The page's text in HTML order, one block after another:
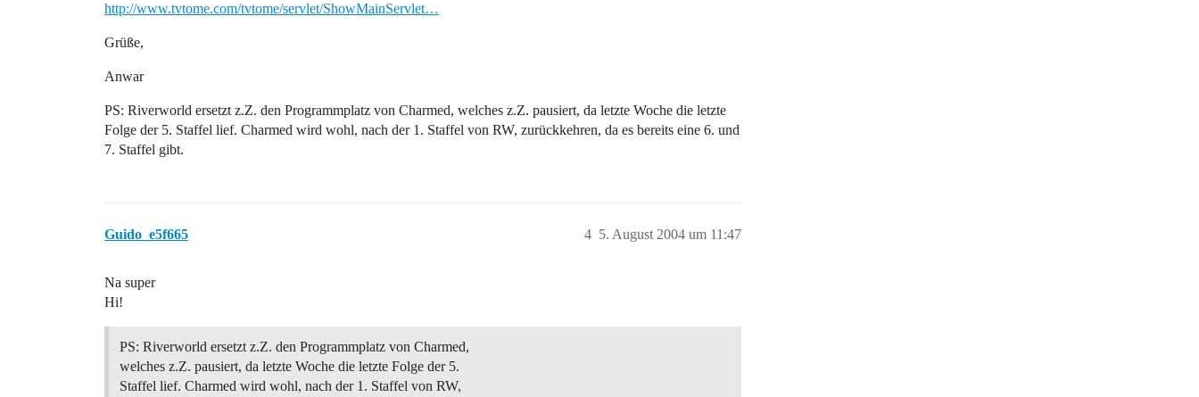
http://www.tvtome.com/tvtome/servlet/ShowMainServlet…
Grüße,
Anwar
PS: Riverworld ersetzt z.Z. den Programmplatz von Charmed, welches z.Z. pausiert, da letzte Woche die letzte
Folge der 5. Staffel lief. Charmed wird wohl, nach der 1. Staffel von RW, zurückkehren, da es bereits eine 6. und
7. Staffel gibt.
Guido_e5f665 5. August 2004 um 11:47
4
Na super
Hi!
PS: Riverworld ersetzt z.Z. den Programmplatz von Charmed,
welches z.Z. pausiert, da letzte Woche die letzte Folge der 5.
Staffel lief. Charmed wird wohl, nach der 1. Staffel von RW,